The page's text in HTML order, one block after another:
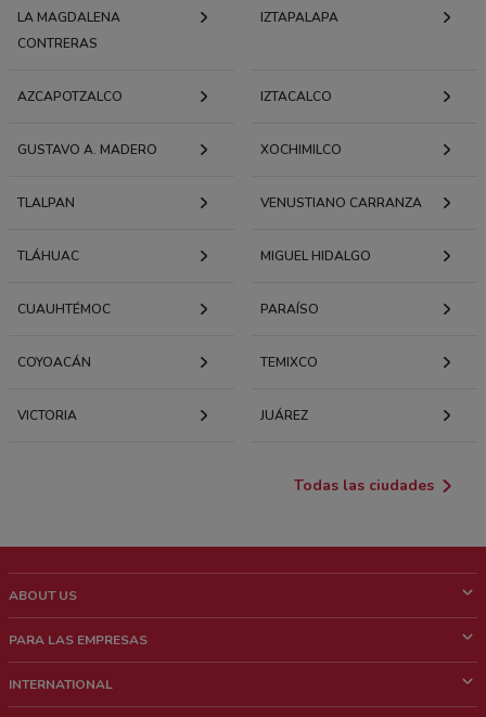
LA MAGDALENA
CONTRERAS
IZTAPALAPA
AZCAPOTZALCO IZTACALCO
GUSTAVO A. MADERO XOCHIMILCO
TLALPAN VENUSTIANO CARRANZA
TLÁHUAC MIGUEL HIDALGO
CUAUHTÉMOC PARAÍSO
COYOACÁN TEMIXCO
VICTORIA JUÁREZ
Todas las ciudades
ABOUT US
¿Quiénes Somos?
PARA LAS EMPRESAS
Contacto comercial
INTERNATIONAL